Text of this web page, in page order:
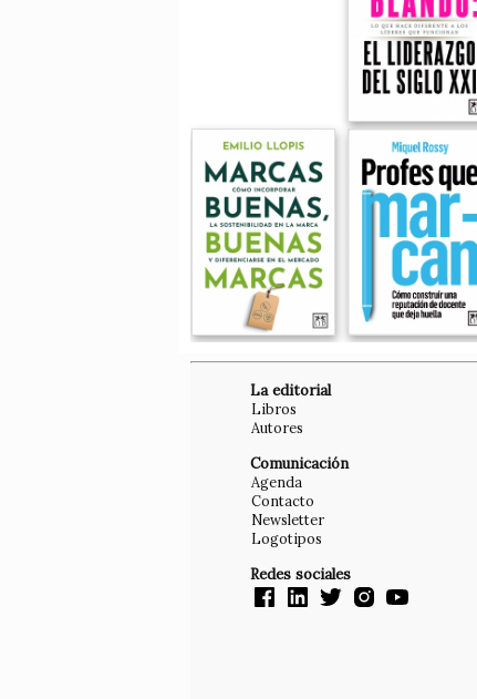
La editorial
Libros
Autores
Comunicación
Agenda
Contacto
Newsletter
Logotipos
Redes sociales